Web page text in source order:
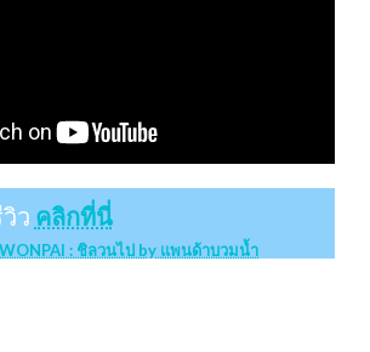
ว คลิกที่นี่
: ชิลวนไป by แพนด้าบวมน้ำ